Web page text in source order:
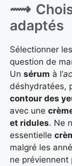
adaptés
Sélectionner
question de
Un sérum à l’
déshydratées,
contour des
avec une
et ridules. Ne
essentielle
malgré les
ne préviennent